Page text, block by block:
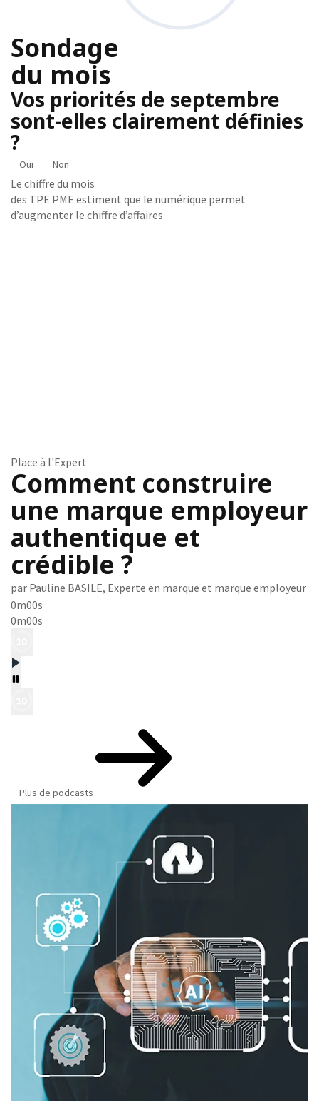
Sondage
du mois
Vos priorités de septembre
sont-elles clairement définies
?
Oui Non
Le chiffre du mois
des TPE PME estiment que le numérique permet
d’augmenter le chiffre d’affaires
Place à l'Expert
Comment construire
une marque employeur
authentique et
crédible ?
par Pauline BASILE, Experte en marque et marque employeur
0m00s
0m00s
Plus de podcasts